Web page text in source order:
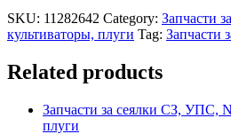
SKU: 11282642 Category: Запчасти
культиваторы, плуги Tag: Запчасти
Related products
Запчасти за сеялки СЗ, УПС,
плуги